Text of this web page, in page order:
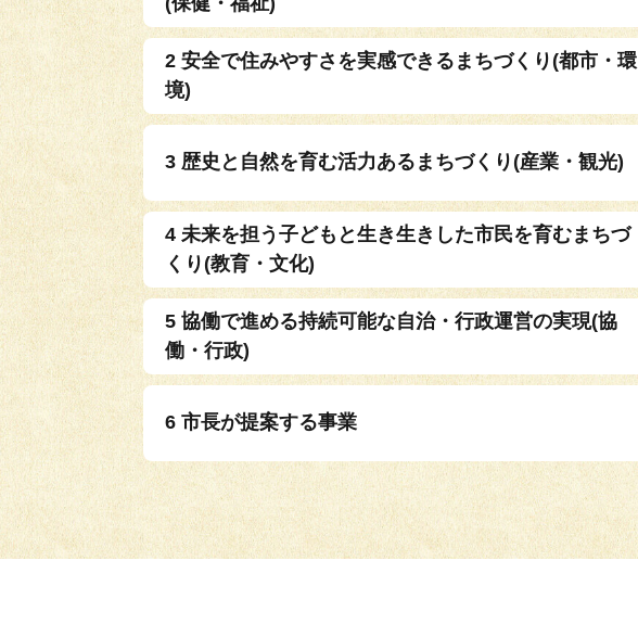
2 安全で住みやすさを実感できるまちづくり(都市・環
境)
3 歴史と自然を育む活力あるまちづくり(産業・観光)
4 未来を担う子どもと生き生きした市民を育むまちづ
くり(教育・文化)
5 協働で進める持続可能な自治・行政運営の実現(協
働・行政)
6 市長が提案する事業